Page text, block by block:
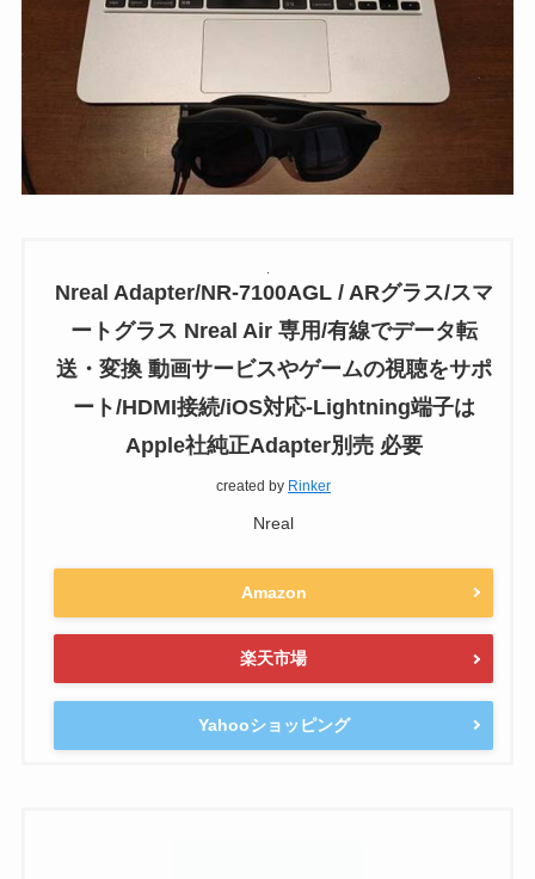
Nreal Adapter/NR-7100AGL / ARグラス/スマ
ートグラス Nreal Air 専用/有線でデータ転
送・変換 動画サービスやゲームの視聴をサポ
ート/HDMI接続/iOS対応-Lightning端子は
Apple社純正Adapter別売 必要
created by Rinker
Nreal
Amazon
楽天市場
Yahooショッピング